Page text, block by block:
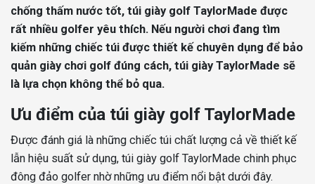
chống thấm nước tốt, túi giày golf TaylorMade được
rất nhiều golfer yêu thích. Nếu người chơi đang tìm
kiếm những chiếc túi được thiết kế chuyên dụng để bảo
quản giày chơi golf đúng cách, túi giày TaylorMade sẽ
là lựa chọn không thể bỏ qua.
Ưu điểm của túi giày golf TaylorMade
Được đánh giá là những chiếc túi chất lượng cả về thiết kế
lẫn hiệu suất sử dụng, túi giày golf TaylorMade chinh phục
đông đảo golfer nhờ những ưu điểm nổi bật dưới đây.